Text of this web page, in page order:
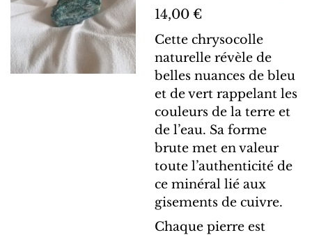
14,00 €
Cette chrysocolle
naturelle révèle de
belles nuances de bleu
et de vert rappelant les
couleurs de la terre et
de l’eau. Sa forme
brute met en valeur
toute l’authenticité de
ce minéral lié aux
gisements de cuivre.
Chaque pierre est